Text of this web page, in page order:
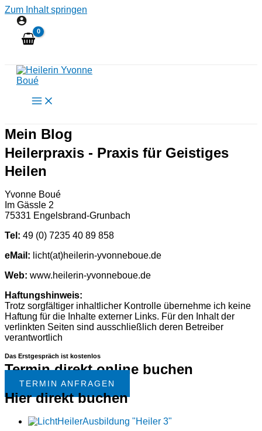
Zum Inhalt springen
Mein Blog
Heilerpraxis - Praxis für Geistiges
Heilen
Yvonne Boué
Im Gässle 2
75331 Engelsbrand-Grunbach
Tel: 49 (0) 7235 40 89 858
eMail: licht(at)heilerin-yvonneboue.de
Web: www.heilerin-yvonneboue.de
Haftungshinweis:
Trotz sorgfältiger inhaltlicher Kontrolle übernehme ich keine
Haftung für die Inhalte externer Links. Für den Inhalt der
verlinkten Seiten sind ausschließlich deren Betreiber
verantwortlich
Das Erstgespräch ist kostenlos
Termin direkt online buchen
TERMIN ANFRAGEN
Hier direkt buchen